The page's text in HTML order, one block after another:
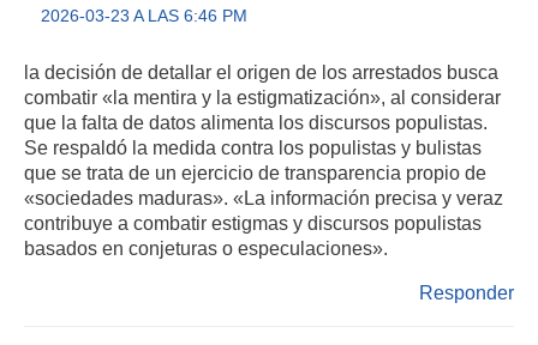
2026-03-23 A LAS 6:46 PM
la decisión de detallar el origen de los arrestados busca
combatir «la mentira y la estigmatización», al considerar
que la falta de datos alimenta los discursos populistas.
Se respaldó la medida contra los populistas y bulistas
que se trata de un ejercicio de transparencia propio de
«sociedades maduras». «La información precisa y veraz
contribuye a combatir estigmas y discursos populistas
basados en conjeturas o especulaciones».
Responder